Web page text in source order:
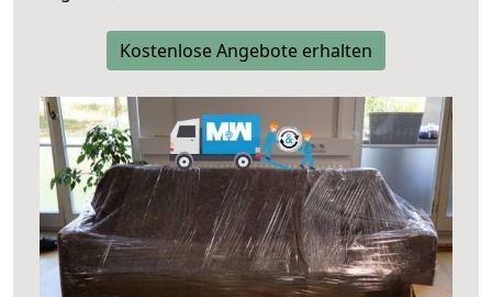
Kostenlose Angebote erhalten